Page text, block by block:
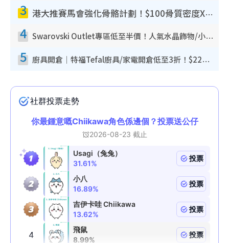
3 港大推賽馬會強化骨骼計劃！$100骨質密度X光檢查 完成免費運動訓練送超市禮券！附參加資格
4 Swarovski Outlet專區低至半價！人氣水晶飾物/小擺設$138起！迪士尼款/水晶高跟鞋都有平
5 廚具開倉｜特福Tefal廚具/家電開倉低至3折！$220起買平底鍋/炒鑊/湯煲！電飯煲/吸塵機/燙斗$418起